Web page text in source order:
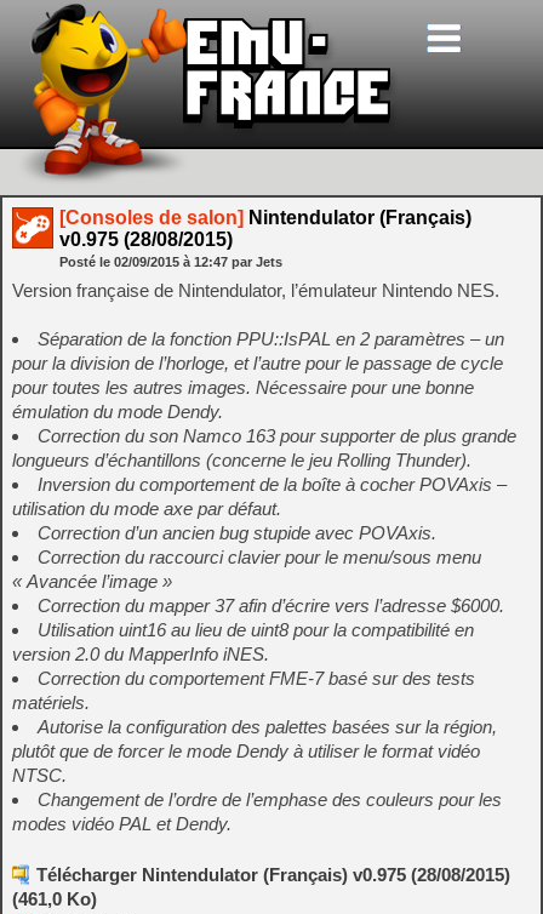
[Consoles de salon] Nintendulator (Français)
v0.975 (28/08/2015)
Posté le 02/09/2015 à 12:47 par Jets
Version française de Nintendulator, l’émulateur Nintendo NES.
Séparation de la fonction PPU::IsPAL en 2 paramètres – un
pour la division de l’horloge, et l’autre pour le passage de cycle
pour toutes les autres images. Nécessaire pour une bonne
émulation du mode Dendy.
Correction du son Namco 163 pour supporter de plus grande
longueurs d’échantillons (concerne le jeu Rolling Thunder).
Inversion du comportement de la boîte à cocher POVAxis –
utilisation du mode axe par défaut.
Correction d’un ancien bug stupide avec POVAxis.
Correction du raccourci clavier pour le menu/sous menu
« Avancée l’image »
Correction du mapper 37 afin d’écrire vers l’adresse $6000.
Utilisation uint16 au lieu de uint8 pour la compatibilité en
version 2.0 du MapperInfo iNES.
Correction du comportement FME-7 basé sur des tests
matériels.
Autorise la configuration des palettes basées sur la région,
plutôt que de forcer le mode Dendy à utiliser le format vidéo
NTSC.
Changement de l’ordre de l’emphase des couleurs pour les
modes vidéo PAL et Dendy.
Télécharger Nintendulator (Français) v0.975 (28/08/2015)
(461,0 Ko)